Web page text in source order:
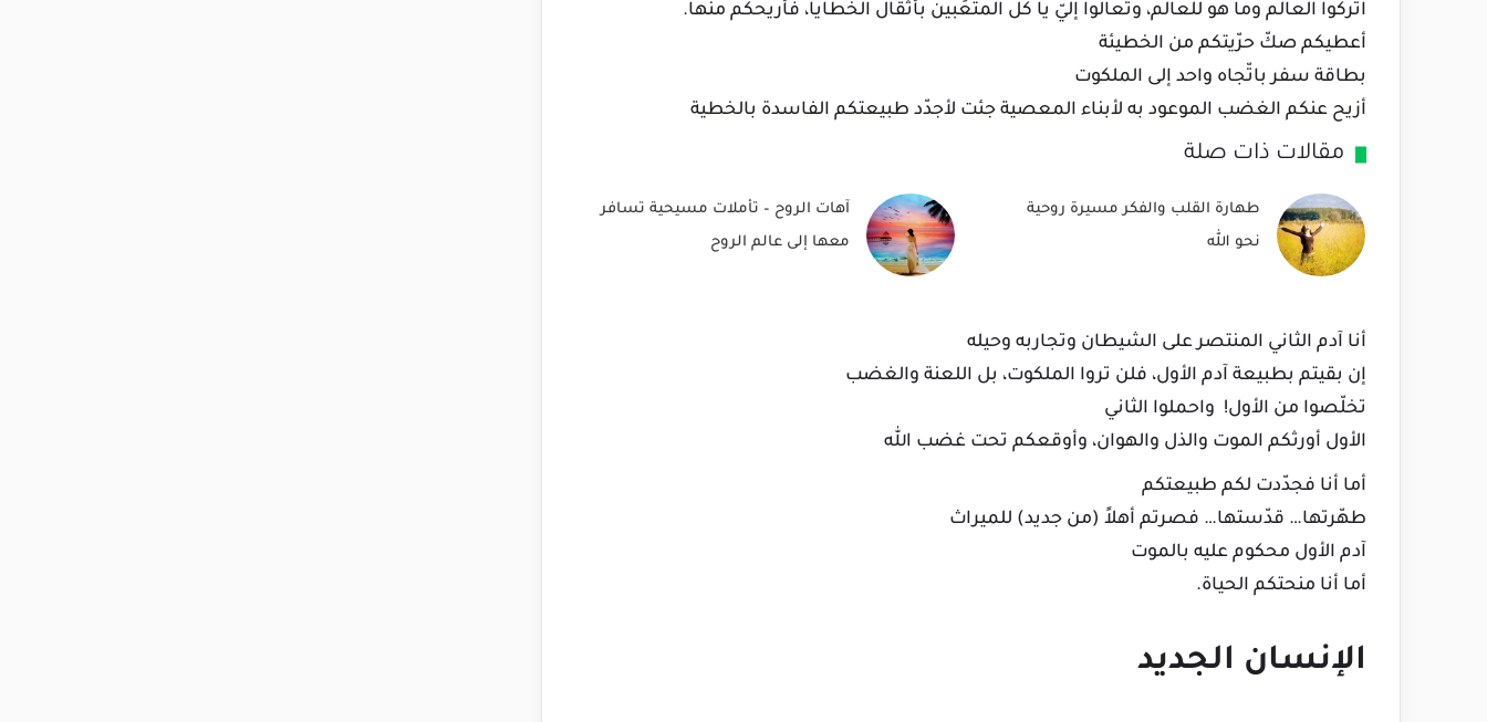
اتركوا العالم وما هو للعالم، وتعالوا إليّ يا كل المتعَبين بأثقال الخطايا، فأريحكم منها.
أعطيكم صكّ حرّيتكم من الخطيئة
بطاقة سفر باتّجاه واحد إلى الملكوت
أزيح عنكم الغضب الموعود به لأبناء المعصية جئت لأجدّد طبيعتكم الفاسدة بالخطية
مقالات ذات صلة
طهارة القلب والفكر مسيرة روحية
نحو الله
آهات الروح – تأملات مسيحية تسافر
معها إلى عالم الروح
أنا آدم الثاني المنتصر على الشيطان وتجاربه وحيله
إن بقيتم بطبيعة آدم الأول، فلن تروا الملكوت، بل اللعنة والغضب
تخلّصوا من الأول! واحملوا الثاني
الأول أورثكم الموت والذل والهوان، وأوقعكم تحت غضب الله
أما أنا فجدّدت لكم طبيعتكم
طهّرتها… قدّستها… فصرتم أهلاً (من جديد) للميراث
آدم الأول محكوم عليه بالموت
أما أنا منحتكم الحياة.
الإنسان الجديد